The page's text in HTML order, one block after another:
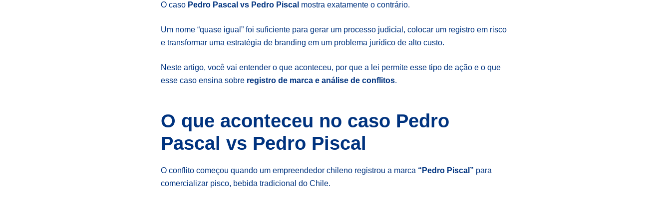
O caso Pedro Pascal vs Pedro Piscal mostra exatamente o contrário.
Um nome “quase igual” foi suficiente para gerar um processo judicial, colocar um registro em risco
e transformar uma estratégia de branding em um problema jurídico de alto custo.
Neste artigo, você vai entender o que aconteceu, por que a lei permite esse tipo de ação e o que
esse caso ensina sobre registro de marca e análise de conflitos.
O que aconteceu no caso Pedro
Pascal vs Pedro Piscal
O conflito começou quando um empreendedor chileno registrou a marca “Pedro Piscal” para
comercializar pisco, bebida tradicional do Chile.